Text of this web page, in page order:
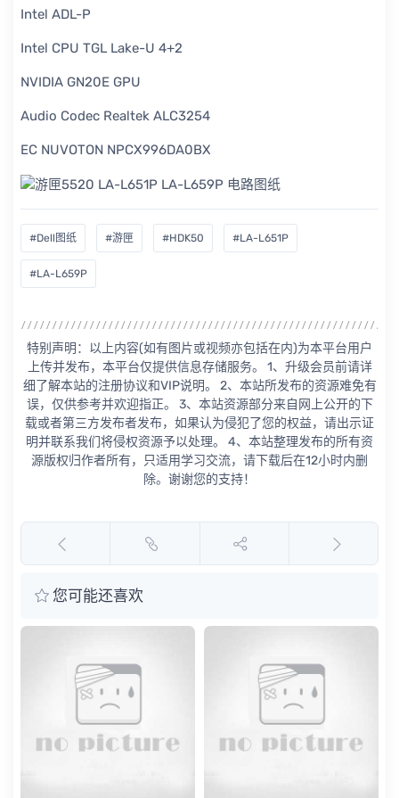
Intel ADL-P
Intel CPU TGL Lake-U 4+2
NVIDIA GN20E GPU
Audio Codec Realtek ALC3254
EC NUVOTON NPCX996DA0BX
#Dell图纸 #游匣 #HDK50 #LA-L651P
#LA-L659P
特别声明：以上内容(如有图片或视频亦包括在内)为本平台用户
上传并发布，本平台仅提供信息存储服务。 1、升级会员前请详
细了解本站的注册协议和VIP说明。 2、本站所发布的资源难免有
误，仅供参考并欢迎指正。 3、本站资源部分来自网上公开的下
载或者第三方发布者发布，如果认为侵犯了您的权益，请出示证
明并联系我们将侵权资源予以处理。 4、本站整理发布的所有资
源版权归作者所有，只适用学习交流，请下载后在12小时内删
除。谢谢您的支持！
您可能还喜欢